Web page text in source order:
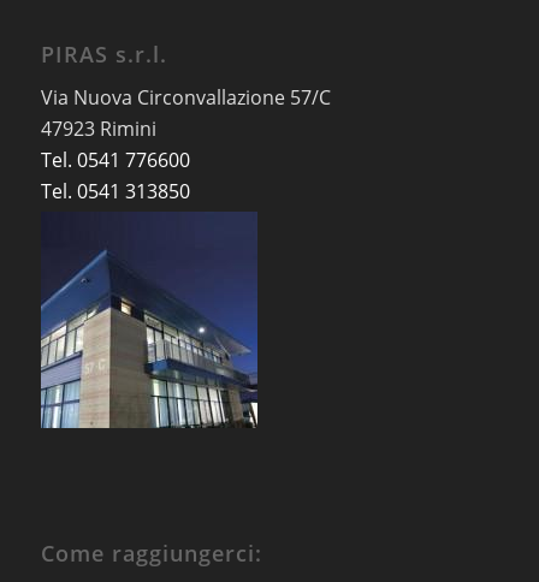
PIRAS s.r.l.
Via Nuova Circonvallazione 57/C
47923 Rimini
Tel. 0541 776600
Tel. 0541 313850
Come raggiungerci: